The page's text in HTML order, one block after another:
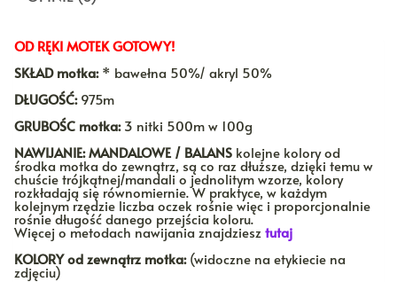
OD RĘKI MOTEK GOTOWY!
SKŁAD motka:* bawełna 50%/ akryl 50%
DŁUGOŚĆ:975m
GRUBOŚC motka:3 nitki 500m w 100g
NAWIJANIE:MANDALOWE / BALANS kolejne kolory od
środka motka do zewnątrz, są co raz dłuższe, dzięki temu w
chuście trójkątnej/mandali o jednolitym wzorze, kolory
rozkładają się równomiernie. W praktyce, w każdym
kolejnym rzędzie liczba oczek rośnie więc i proporcjonalnie
rośnie długość danego przejścia koloru.
Więcej o metodach nawijania znajdziesz tutaj
KOLORYod zewnątrz motka:(widoczne na etykiecie na
zdjęciu)